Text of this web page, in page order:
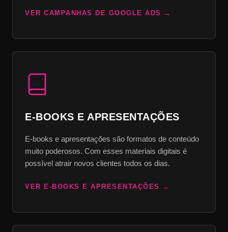
VER CAMPANHAS DE GOOGLE ADS
E-BOOKS E APRESENTAÇÕES
E-books e apresentações são formatos de conteúdo
muito poderosos. Com esses materiais digitais é
possível atrair novos clientes todos os dias.
VER E-BOOKS E APRESENTAÇÕES